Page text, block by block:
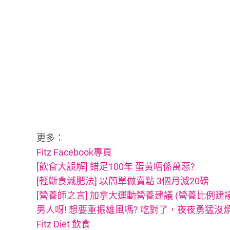
更多：
Fitz Facebook專頁
[飲食大誤解] 錯足100年 蛋黃唔係萬惡?
[輕斷食減肥法] 以簡單做賣點 3個月減20磅
[營養師之言] 加拿大運動營養建議 (營養比例建
男人呀! 想要重振雄風嗎? 吃對了，夜夜勇猛沒
Fitz Diet 飲食